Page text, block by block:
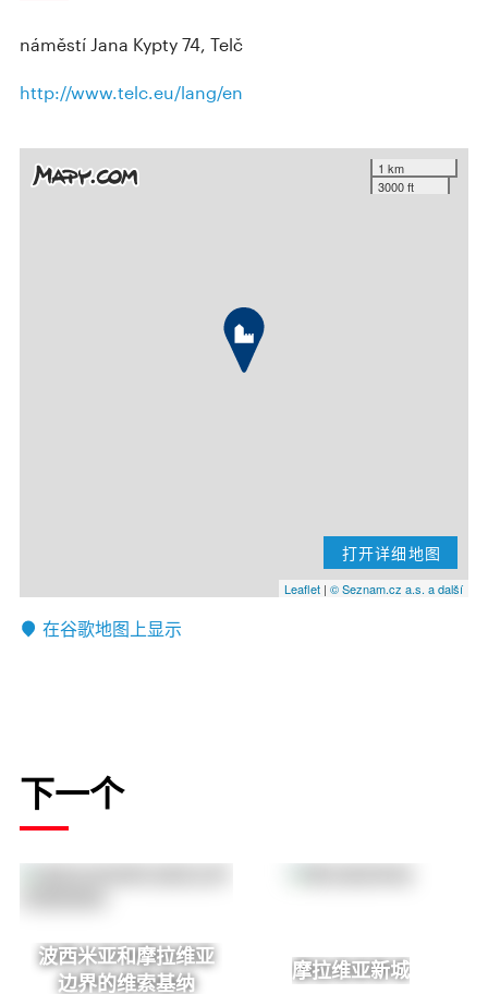
náměstí Jana Kypty 74, Telč
http://www.telc.eu/lang/en
1 km
3000 ft
打开详细地图
Leaflet | © Seznam.cz a.s. a další
在谷歌地图上显示
下一个
波西米亚和摩拉维亚
边界的维索基纳
摩拉维亚新城